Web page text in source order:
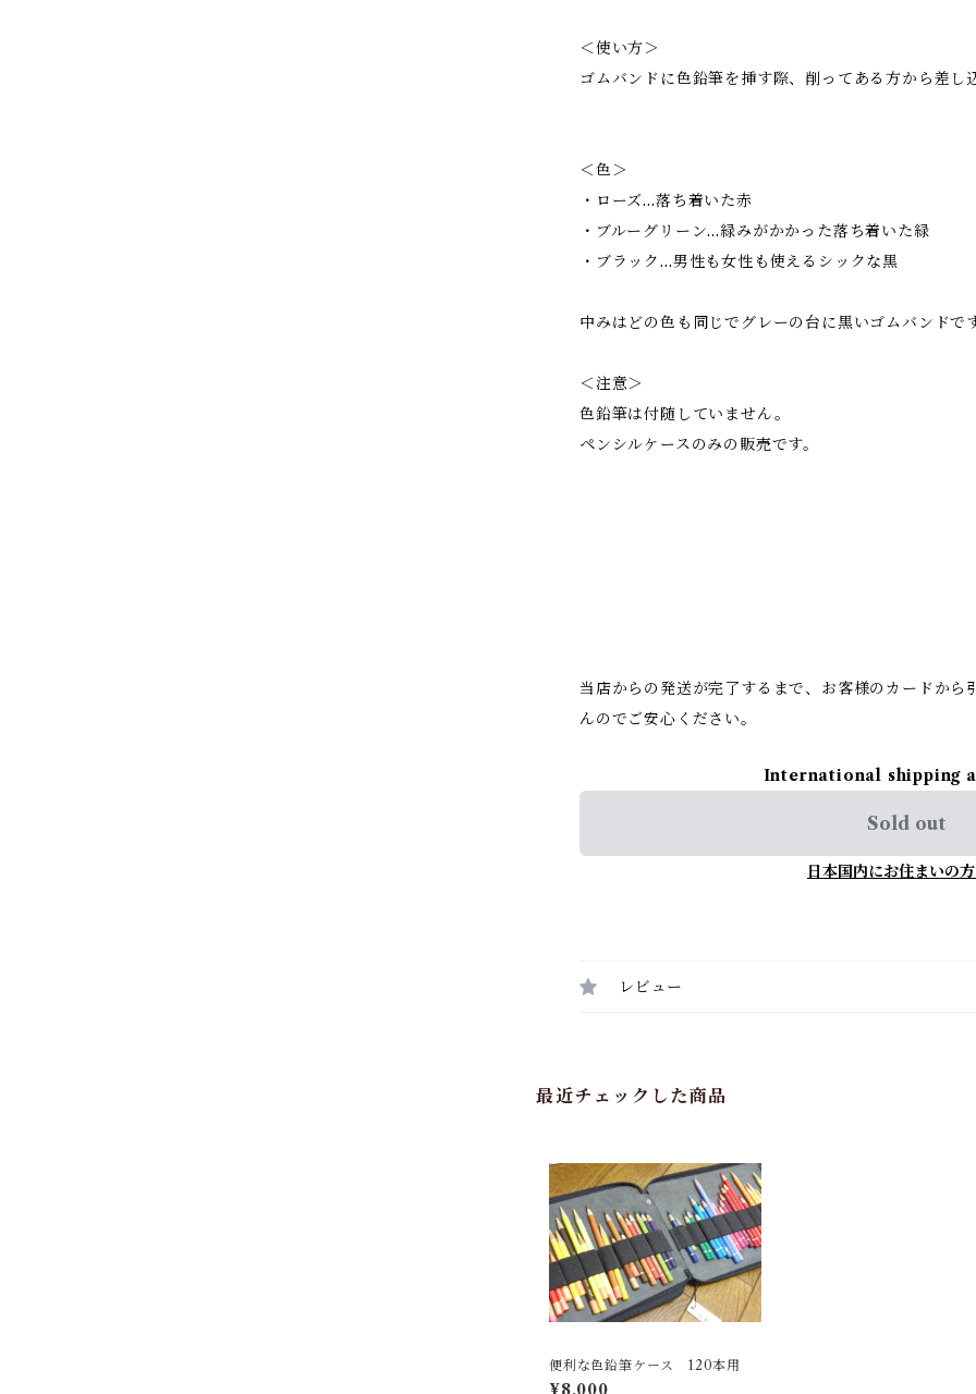
＜使い方＞
ゴムバンドに色鉛筆を挿す際、削ってある方から差し
＜色＞
・ローズ…落ち着いた赤
・ブルーグリーン…緑みがかかった落ち着いた緑
・ブラック…男性も女性も使えるシックな黒
中みはどの色も同じでグレーの台に黒いゴムバンドで
＜注意＞
色鉛筆は付随していません。
ペンシルケースのみの販売です。
当店からの発送が完了するまで、お客様のカードか
んのでご安心ください。
International shipping
Sold out
日本国内にお住まいの
レビュー
最近チェックした商品
便利な色鉛筆ケース 120本用